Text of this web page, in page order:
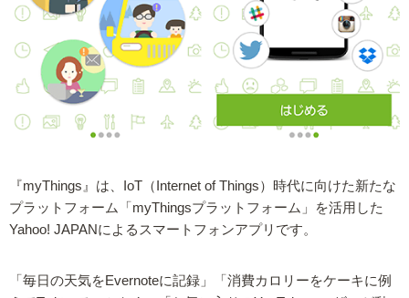
『myThings』は、IoT（Internet of Things）時代に向けた新たな
プラットフォーム「myThingsプラットフォーム」を活用した
Yahoo! JAPANによるスマートフォンアプリです。
「毎日の天気をEvernoteに記録」「消費カロリーをケーキに例